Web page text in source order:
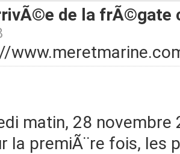
de la frÃ©gate
matin, 28 novembre
la premiÃ¨re fois, les